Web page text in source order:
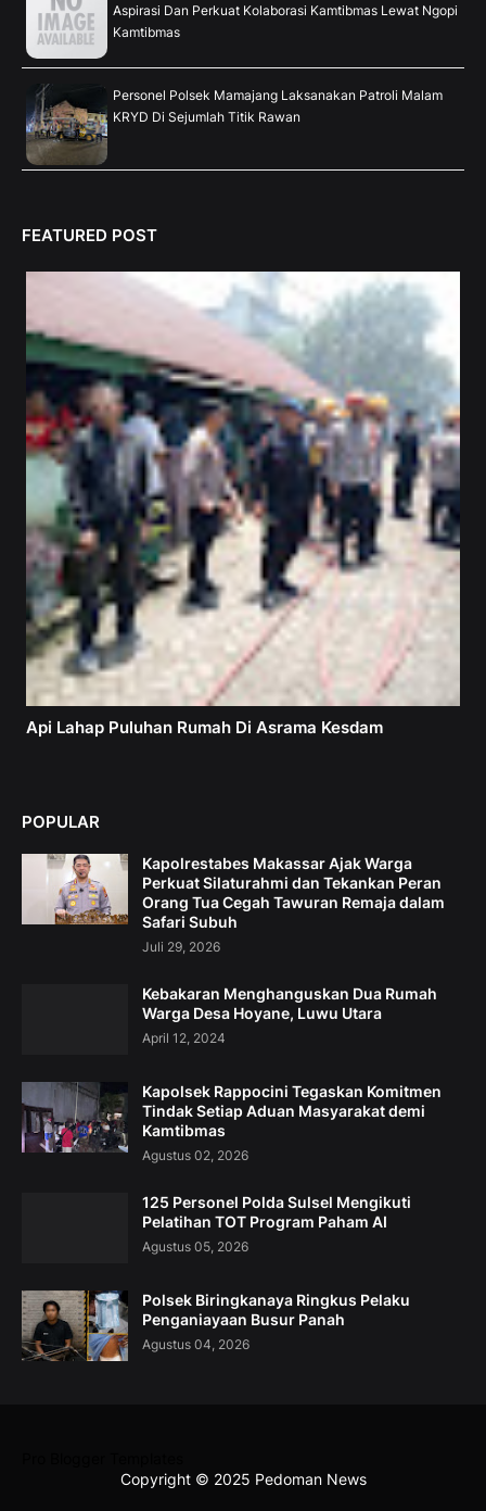
Aspirasi Dan Perkuat Kolaborasi Kamtibmas Lewat Ngopi
Kamtibmas
Personel Polsek Mamajang Laksanakan Patroli Malam
KRYD Di Sejumlah Titik Rawan
FEATURED POST
Api Lahap Puluhan Rumah Di Asrama Kesdam
POPULAR
Kapolrestabes Makassar Ajak Warga
Perkuat Silaturahmi dan Tekankan Peran
Orang Tua Cegah Tawuran Remaja dalam
Safari Subuh
Juli 29, 2026
Kebakaran Menghanguskan Dua Rumah
Warga Desa Hoyane, Luwu Utara
April 12, 2024
Kapolsek Rappocini Tegaskan Komitmen
Tindak Setiap Aduan Masyarakat demi
Kamtibmas
Agustus 02, 2026
125 Personel Polda Sulsel Mengikuti
Pelatihan TOT Program Paham AI
Agustus 05, 2026
Polsek Biringkanaya Ringkus Pelaku
Penganiayaan Busur Panah
Agustus 04, 2026
Copyright © 2025 Pedoman News